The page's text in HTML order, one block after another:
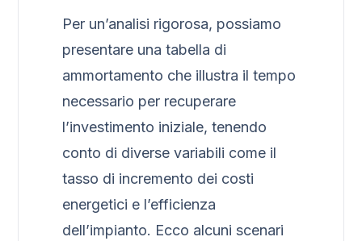
Per un’analisi rigorosa, possiamo
presentare una tabella di
ammortamento che illustra il tempo
necessario per recuperare
l’investimento iniziale, tenendo
conto di diverse variabili come il
tasso di incremento dei costi
energetici e l’efficienza
dell’impianto. Ecco alcuni scenari